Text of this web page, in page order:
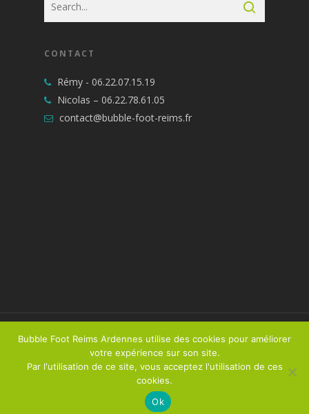
CONTACT
Rémy - 06.22.07.15.19
Nicolas – 06.22.78.61.05
contact@bubble-foot-reims.fr
© 2026 Bubble Foot Reims Ardennes. Tous droits
Réalisé par Talacom/Mentions légales
Bubble Foot Reims Ardennes utilise des cookies pour améliorer
votre expérience sur son site.
Par l'utilisation de ce site, vous acceptez l'utilisation de ces
cookies.
Ok